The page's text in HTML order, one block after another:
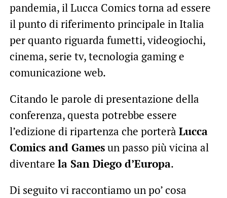
pandemia, il Lucca Comics torna ad essere
il punto di riferimento principale in Italia
per quanto riguarda fumetti, videogiochi,
cinema, serie tv, tecnologia gaming e
comunicazione web.
Citando le parole di presentazione della
conferenza, questa potrebbe essere
l’edizione di ripartenza che porterà Lucca
Comics and Gamesun passo più vicina al
diventare la San Diego d’Europa.
Di seguito vi raccontiamo un po’ cosa